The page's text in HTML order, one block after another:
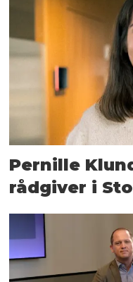
Pernille
rådgiver i